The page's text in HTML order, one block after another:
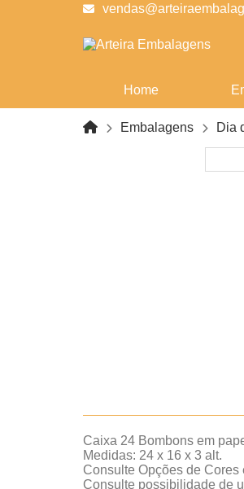
Home
Embalagens Dia
Caixa 24 Bombons em
Medidas: 24 x 16 x 3 alt.
Consulte Opções de Cores
Consulte possibilidade de